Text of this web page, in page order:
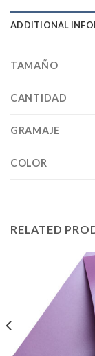
ADDITIONAL
TAMAÑO
CANTIDAD
GRAMAJE
COLOR
RELATED